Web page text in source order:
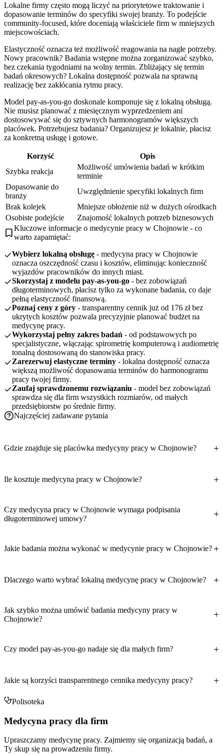
Lokalne firmy często mogą liczyć na priorytetowe traktowanie i
dopasowanie terminów do specyfiki swojej branży. To podejście
community-focused, które doceniają właściciele firm w mniejszych
miejscowościach.
Elastyczność oznacza też możliwość reagowania na nagłe potrzeby.
Nowy pracownik? Badania wstępne można zorganizować szybko,
bez czekania tygodniami na wolny termin. Zbliżający się termin
badań okresowych? Lokalna dostępność pozwala na sprawną
realizację bez zakłócania rytmu pracy.
Model pay-as-you-go doskonale komponuje się z lokalną obsługą.
Nie musisz planować z miesięcznym wyprzedzeniem ani
dostosowywać się do sztywnych harmonogramów większych
placówek. Potrzebujesz badania? Organizujesz je lokalnie, płacisz
za konkretną usługę i gotowe.
Korzyść
Opis
Szybka reakcja
Możliwość umówienia badań w krótkim
terminie
Dopasowanie do
branży
Uwzględnienie specyfiki lokalnych firm
Brak kolejek
Mniejsze obłożenie niż w dużych ośrodkach
Osobiste podejście
Znajomość lokalnych potrzeb biznesowych
Kluczowe informacje o medycynie pracy w Chojnowie - co
warto zapamiętać:
Wybierz lokalną obsługę - medycyna pracy w Chojnowie
oznacza oszczędność czasu i kosztów, eliminując konieczność
wyjazdów pracowników do innych miast.
Skorzystaj z modelu pay-as-you-go - bez zobowiązań
długoterminowych, płacisz tylko za wykonane badania, co daje
pełną elastyczność finansową.
Poznaj ceny z góry - transparentny cennik już od 176 zł bez
ukrytych kosztów pozwala precyzyjnie planować budżet na
medycynę pracy.
Wykorzystaj pełny zakres badań - od podstawowych po
specjalistyczne, włączając spirometrię komputerową i audiometrię
tonalną dostosowaną do stanowiska pracy.
Zarezerwuj elastyczne terminy - lokalna dostępność oznacza
większą możliwość dopasowania terminów do harmonogramu
pracy twojej firmy.
Zaufaj sprawdzonemu rozwiązaniu - model bez zobowiązań
sprawdza się dla firm wszystkich rozmiarów, od małych
przedsiębiorstw po średnie firmy.
Najczęściej zadawane pytania
Gdzie znajduje się placówka medycyny pracy w Chojnowie?
Ile kosztuje medycyna pracy w Chojnowie?
Czy medycyna pracy w Chojnowie wymaga podpisania
długoterminowej umowy?
Jakie badania można wykonać w medycynie pracy w Chojnowie?
Dlaczego warto wybrać lokalną medycynę pracy w Chojnowie?
Jak szybko można umówić badania medycyny pracy w
Chojnowie?
Czy model pay-as-you-go nadaje się dla małych firm?
Jakie są korzyści transparentnego cennika medycyny pracy?
Polisoteka
Medycyna pracy dla firm
Upraszczamy medycynę pracy. Zajmiemy się organizacją badań, a
Ty skup się na prowadzeniu firmy.